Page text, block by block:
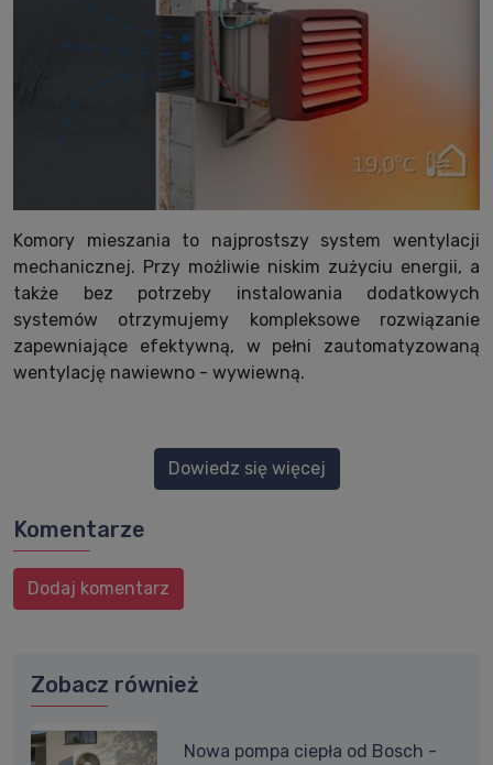
Komory mieszania to najprostszy system wentylacji
mechanicznej. Przy możliwie niskim zużyciu energii, a
także bez potrzeby instalowania dodatkowych
systemów otrzymujemy kompleksowe rozwiązanie
zapewniające efektywną, w pełni zautomatyzowaną
wentylację nawiewno - wywiewną.
Dowiedz się więcej
Komentarze
Dodaj komentarz
Zobacz również
Nowa pompa ciepła od Bosch -